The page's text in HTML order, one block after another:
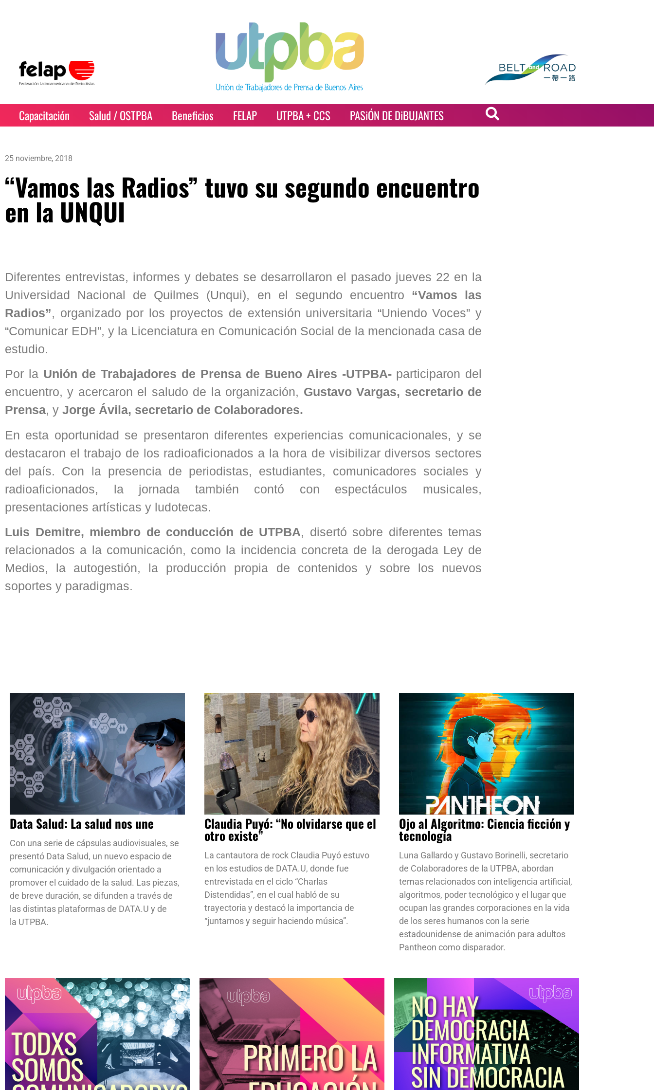
Capacitación Salud / OSTPBA Beneficios FELAP UTPBA + CCS PASiÓN DE DiBUJANTES
25 noviembre, 2018
“Vamos las Radios” tuvo su segundo encuentro
en la UNQUI
Diferentes entrevistas, informes y debates se desarrollaron el pasado jueves 22 en la
Universidad Nacional de Quilmes (Unqui), en el segundo encuentro “Vamos las
Radios”, organizado por los proyectos de extensión universitaria “Uniendo Voces” y
“Comunicar EDH”, y la Licenciatura en Comunicación Social de la mencionada casa de
estudio.
Por la Unión de Trabajadores de Prensa de Bueno Aires -UTPBA-participaron del
encuentro, y acercaron el saludo de la organización, Gustavo Vargas, secretario de
Prensa, y Jorge Ávila, secretario de Colaboradores.
En esta oportunidad se presentaron diferentes experiencias comunicacionales, y se
destacaron el trabajo de los radioaficionados a la hora de visibilizar diversos sectores
del país. Con la presencia de periodistas, estudiantes, comunicadores sociales y
radioaficionados, la jornada también contó con espectáculos musicales,
presentaciones artísticas y ludotecas.
Luis Demitre, miembro de conducción de UTPBA, disertó sobre diferentes temas
relacionados a la comunicación, como la incidencia concreta de la derogada Ley de
Medios, la autogestión, la producción propia de contenidos y sobre los nuevos
soportes y paradigmas.
Data Salud: La salud nos une
Con una serie de cápsulas audiovisuales, se
presentó Data Salud, un nuevo espacio de
comunicación y divulgación orientado a
promover el cuidado de la salud. Las piezas,
de breve duración, se difunden a través de
las distintas plataformas de DATA.U y de
la UTPBA.
Claudia Puyó: “No olvidarse que el
otro existe”
La cantautora de rock Claudia Puyó estuvo
en los estudios de DATA.U, donde fue
entrevistada en el ciclo “Charlas
Distendidas”, en el cual habló de su
trayectoria y destacó la importancia de
“juntarnos y seguir haciendo música”.
Ojo al Algoritmo: Ciencia ficción y
tecnología
Luna Gallardo y Gustavo Borinelli, secretario
de Colaboradores de la UTPBA, abordan
temas relacionados con inteligencia artificial,
algoritmos, poder tecnológico y el lugar que
ocupan las grandes corporaciones en la vida
de los seres humanos con la serie
estadounidense de animación para adultos
Pantheon como disparador.